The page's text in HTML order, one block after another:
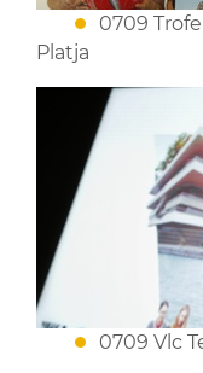
0709
Platja
0709 Vlc